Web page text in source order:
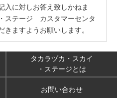
入に対しお答え致しかねま
ステージ カスタマーセンタ
きますようお願いします。
タカラヅカ・スカイ
・ステージとは
お問い合わせ